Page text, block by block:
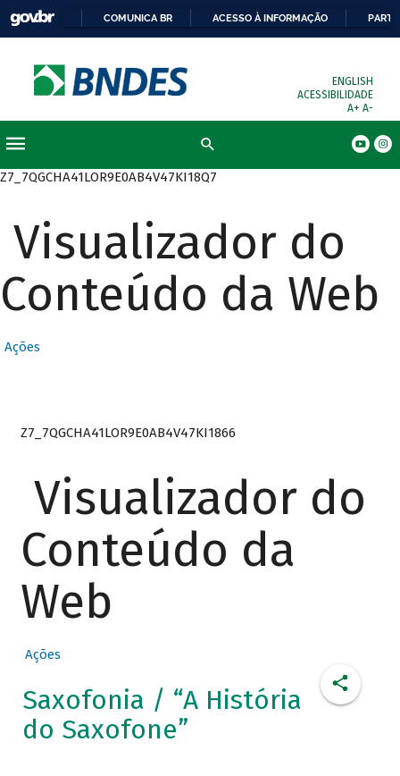
COMUNICA BR ACESSO À INFORMAÇÃO
ENGLISH
ACESSIBILIDADE
A+ A-
Z7_7QGCHA41LOR9E0AB4V47KI18Q7
Visualizador do
Conteúdo da Web
Ações
Z7_7QGCHA41LOR9E0AB4V47KI1866
Visualizador do
Conteúdo da
Web
Ações
Saxofonia / “A História
do Saxofone”